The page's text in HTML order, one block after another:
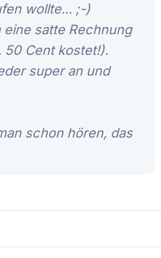
wollte... ;-)
satte Rechnung
50 Cent kostet!).
super an und
schon hören, das